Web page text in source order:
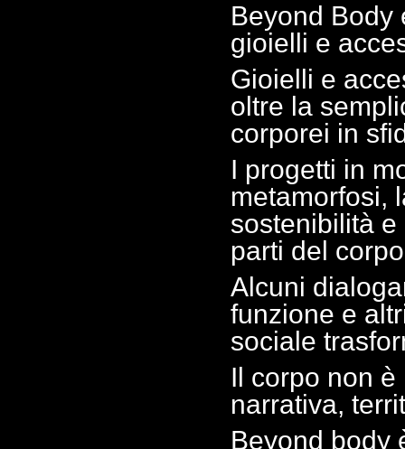
Beyond Body
gioielli e
Gioielli e
oltre la
corporei in
I progetti in
metamorfosi,
sostenibilità
parti del
Alcuni
funzione e
sociale
Il corpo non
narrativa,
Beyond body